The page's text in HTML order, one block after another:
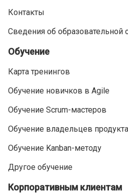
Контакты
Сведения об образовательной
Обучение
Карта тренингов
Обучение новичков в Agile
Обучение Scrum-мастеров
Обучение владельцев продукта
Обучение Kanban-методу
Другое обучение
Корпоративным клиентам